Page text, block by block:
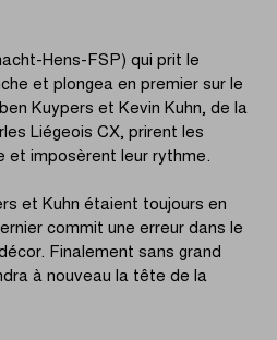
Hens-FSP) qui prit le
et plongea en premier sur le
Kuypers et Kevin Kuhn, de la
Liégeois CX, prirent les
et imposèrent leur rythme.
et Kuhn étaient toujours en
commit une erreur dans le
Finalement sans grand
à nouveau la tête de la